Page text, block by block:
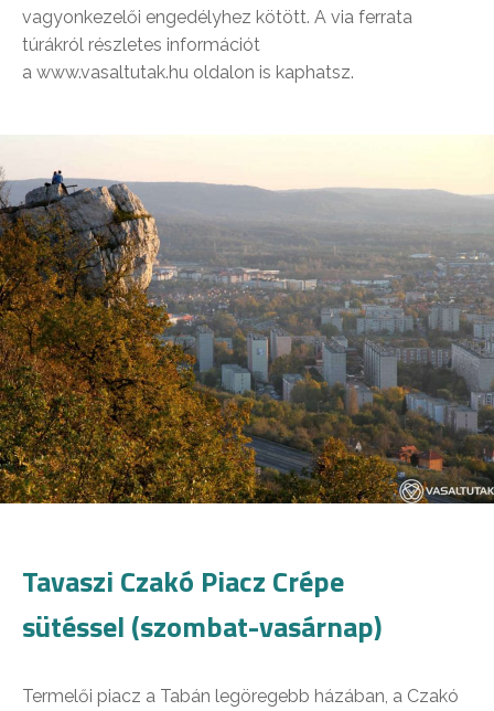
vagyonkezelői engedélyhez kötött. A via ferrata
túrákról részletes információt
a www.vasaltutak.hu oldalon is kaphatsz.
Tavaszi Czakó Piacz Crépe
sütéssel (szombat-vasárnap)
Termelői piacz a Tabán legöregebb házában, a Czakó